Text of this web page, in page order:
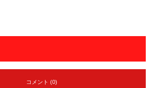
コメント (0)